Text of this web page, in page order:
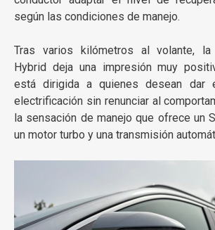
según las condiciones de manejo.
Tras varios kilómetros al volante, la
Hybrid deja una impresión muy
está dirigida a quienes desean dar
electrificación sin renunciar al
la sensación de manejo que ofrece un
un motor turbo y una transmisión